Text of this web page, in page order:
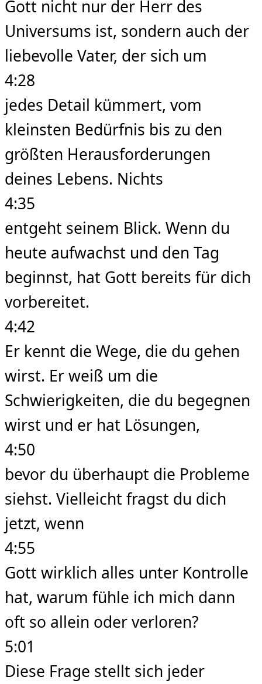
Gott nicht nur der Herr des
Universums ist, sondern auch der
liebevolle Vater, der sich um
4:28
jedes Detail kümmert, vom
kleinsten Bedürfnis bis zu den
größten Herausforderungen
deines Lebens. Nichts
4:35
entgeht seinem Blick. Wenn du
heute aufwachst und den Tag
beginnst, hat Gott bereits für dich
vorbereitet.
4:42
Er kennt die Wege, die du gehen
wirst. Er weiß um die
Schwierigkeiten, die du begegnen
wirst und er hat Lösungen,
4:50
bevor du überhaupt die Probleme
siehst. Vielleicht fragst du dich
jetzt, wenn
4:55
Gott wirklich alles unter Kontrolle
hat, warum fühle ich mich dann
oft so allein oder verloren?
5:01
Diese Frage stellt sich jeder